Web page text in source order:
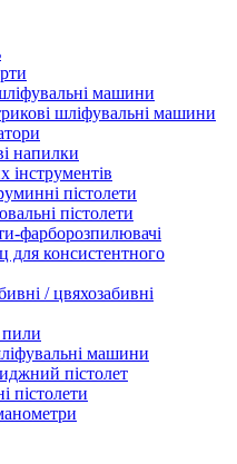
машини
шліфувальні машини
напилки
пістолети
пістолети
фарборозпилювачі
консистентного
/ цвяхозабивні
пили
машини
пістолет
пістолети